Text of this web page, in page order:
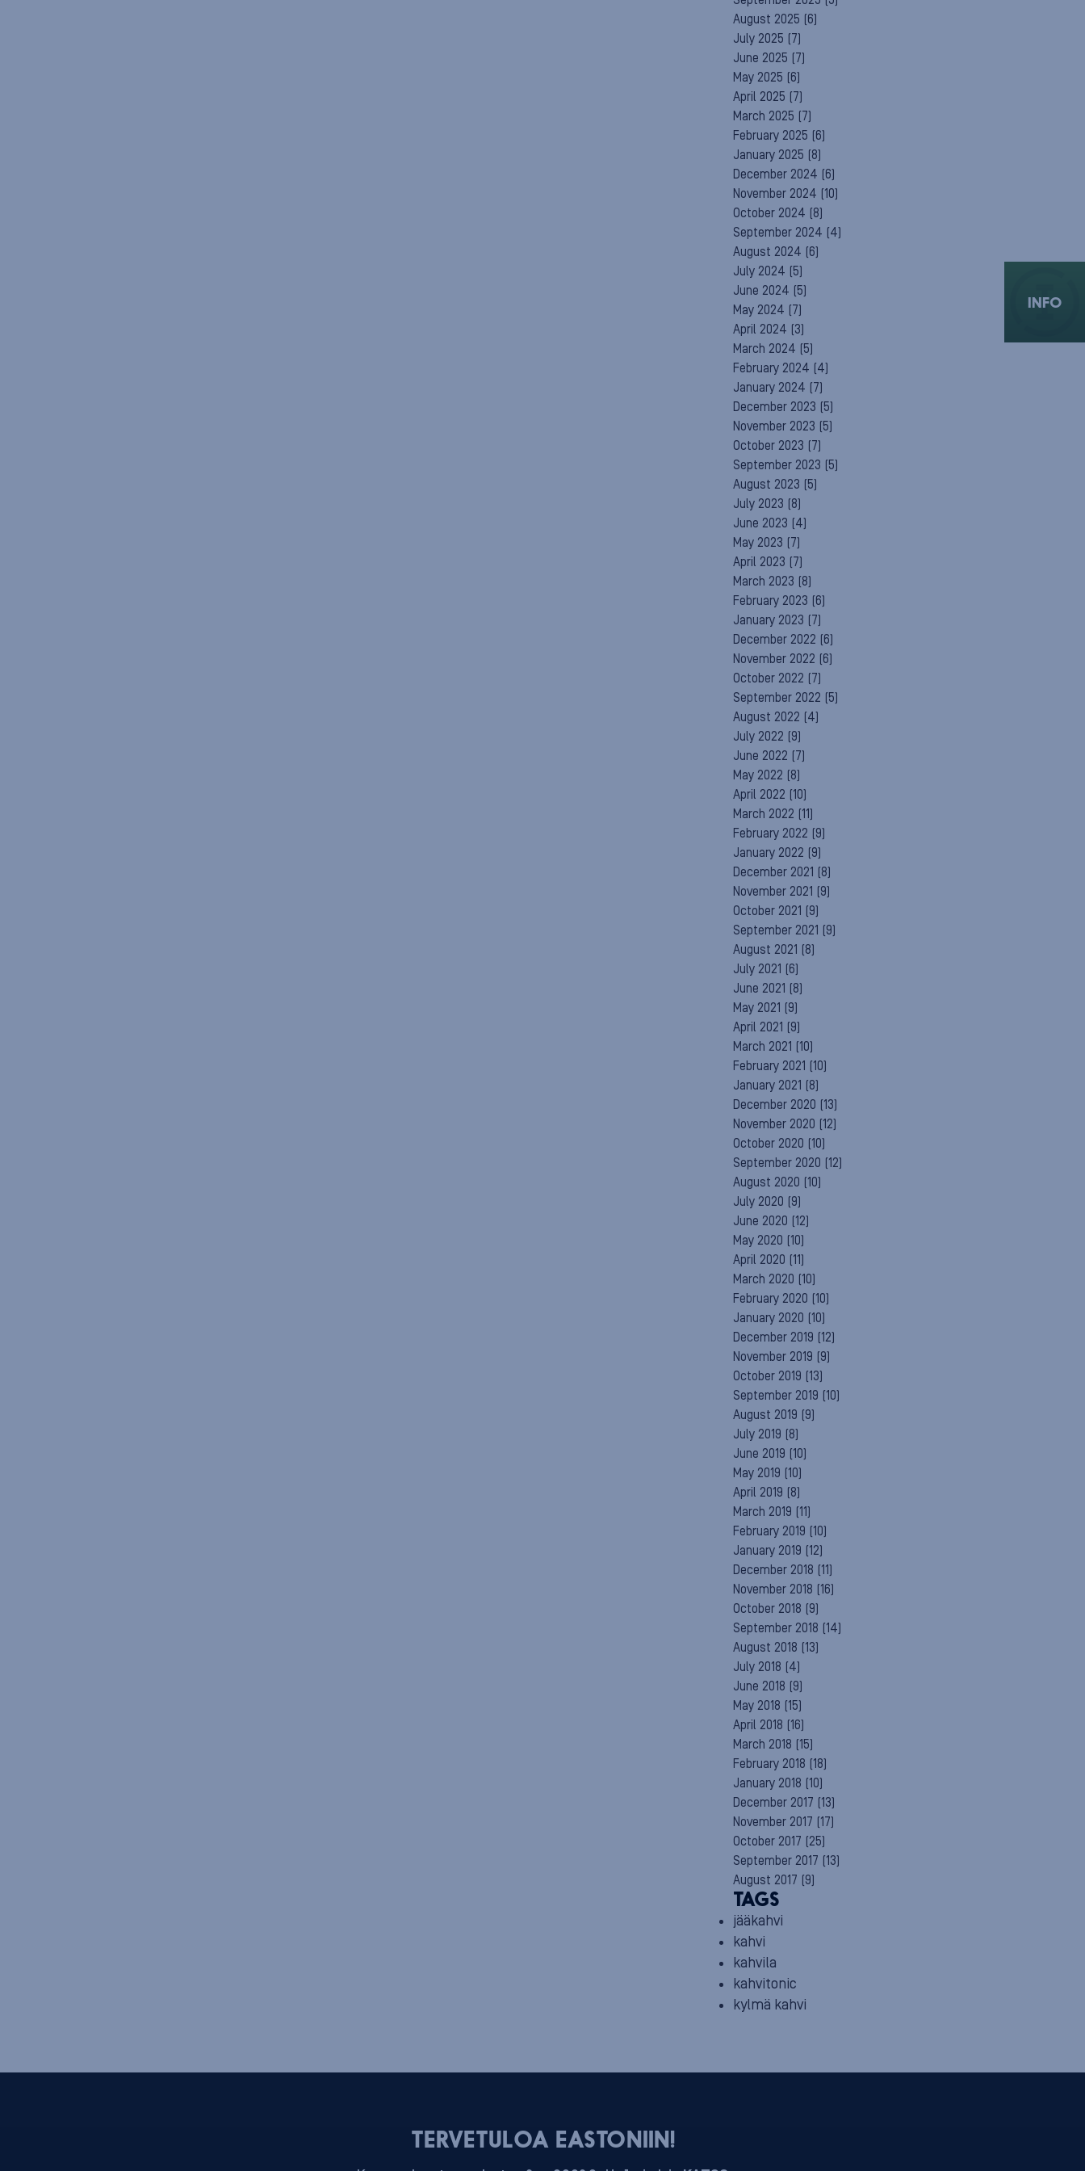
August 2025 (6)
July 2025 (7)
June 2025 (7)
May 2025 (6)
April 2025 (7)
March 2025 (7)
February 2025 (6)
January 2025 (8)
December 2024 (6)
November 2024 (10)
October 2024 (8)
September 2024 (4)
August 2024 (6)
July 2024 (5)
June 2024 (5)
May 2024 (7)
April 2024 (3)
March 2024 (5)
February 2024 (4)
January 2024 (7)
December 2023 (5)
November 2023 (5)
October 2023 (7)
September 2023 (5)
August 2023 (5)
July 2023 (8)
June 2023 (4)
May 2023 (7)
April 2023 (7)
March 2023 (8)
February 2023 (6)
January 2023 (7)
December 2022 (6)
November 2022 (6)
October 2022 (7)
September 2022 (5)
August 2022 (4)
July 2022 (9)
June 2022 (7)
May 2022 (8)
April 2022 (10)
March 2022 (11)
February 2022 (9)
January 2022 (9)
December 2021 (8)
November 2021 (9)
October 2021 (9)
September 2021 (9)
August 2021 (8)
July 2021 (6)
June 2021 (8)
May 2021 (9)
April 2021 (9)
March 2021 (10)
February 2021 (10)
January 2021 (8)
December 2020 (13)
November 2020 (12)
October 2020 (10)
September 2020 (12)
August 2020 (10)
July 2020 (9)
June 2020 (12)
May 2020 (10)
April 2020 (11)
March 2020 (10)
February 2020 (10)
January 2020 (10)
December 2019 (12)
November 2019 (9)
October 2019 (13)
September 2019 (10)
August 2019 (9)
July 2019 (8)
June 2019 (10)
May 2019 (10)
April 2019 (8)
March 2019 (11)
February 2019 (10)
January 2019 (12)
December 2018 (11)
November 2018 (16)
October 2018 (9)
September 2018 (14)
August 2018 (13)
July 2018 (4)
June 2018 (9)
May 2018 (15)
April 2018 (16)
March 2018 (15)
February 2018 (18)
January 2018 (10)
December 2017 (13)
November 2017 (17)
October 2017 (25)
September 2017 (13)
August 2017 (9)
TAGS
jääkahvi
kahvi
kahvila
kahvitonic
kylmä kahvi
INFO
TERVETULOA EASTONIIN!